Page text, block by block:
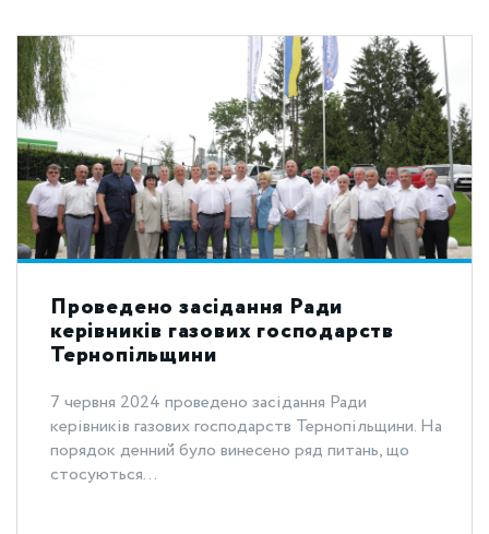
Проведено засідання Ради
керівників газових господарств
Тернопільщини
7 червня 2024 проведено засідання Ради
керівників газових господарств Тернопільщини. На
порядок денний було винесено ряд питань, що
стосуються...